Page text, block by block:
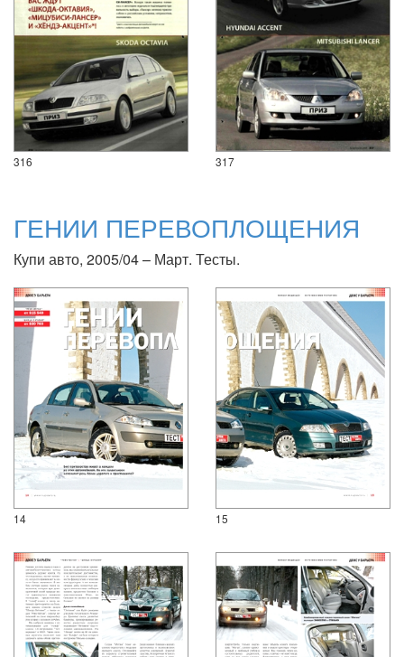
316 317
ГЕНИИ ПЕРЕВОПЛОЩЕНИЯ
Купи авто, 2005/04 – Март. Тесты.
14 15